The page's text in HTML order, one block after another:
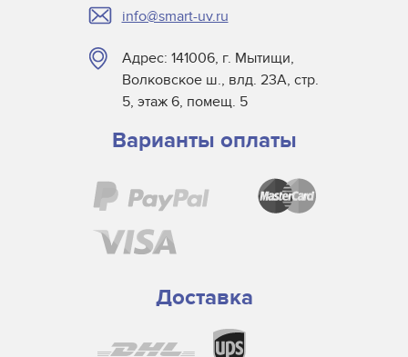
info@smart-uv.ru
Адрес: 141006, г. Мытищи,
Волковское ш., влд. 23А, стр.
5, этаж 6, помещ. 5
Варианты оплаты
Доставка